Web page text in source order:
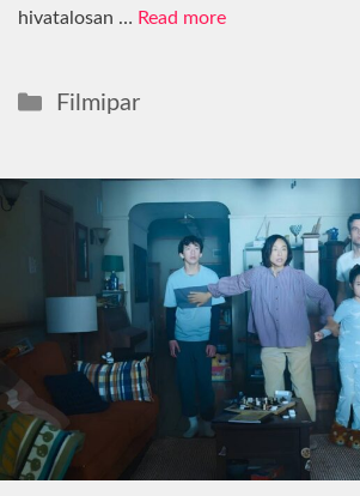
hivatalosan … Read more
Kategória
Filmipar